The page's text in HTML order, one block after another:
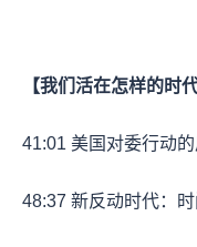
【我们活在怎样的时代
41:01 美国对委行动
48:37 新反动时代：